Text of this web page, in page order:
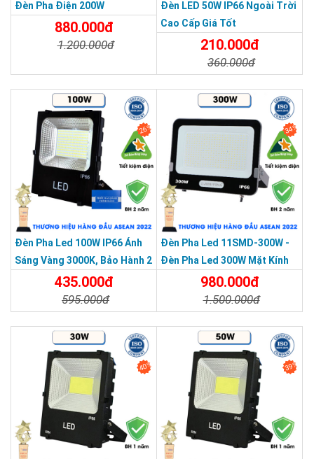
SẢN PHẨM CHẤT LƯỢNG - DỊCH VỤ TIN DÙNG LẦN VII - 2020
Đèn Pha Điện 200W
880.000đ
1.200.000đ
Đèn LED 50W IP66 Ngoài Trời
Cao Cấp Giá Tốt
210.000đ
360.000đ
26%
Đèn Pha Led 100W IP66 Ánh
Sáng Vàng 3000K, Bảo Hành 2
435.000đ
595.000đ
34%
Đèn Pha Led 11SMD-300W -
Đèn Pha Led 300W Mặt Kính
Cường Lực, Chống Thấm IP66
980.000đ
1.500.000đ
40% 39%